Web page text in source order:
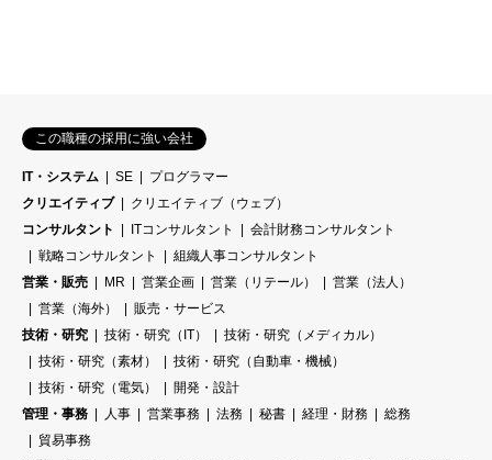
この職種の採用に強い会社
IT・システム SE
プログラマー
クリエイティブ
クリエイティブ（ウェブ）
コンサルタント
ITコンサルタント
会計財務コンサルタント
戦略コンサルタント
組織人事コンサルタント
営業・販売
MR 営業企画 営業（リテール）
営業（法人）
営業（海外）
販売・サービス
技術・研究
技術・研究（IT）
技術・研究（メディカル）
技術・研究（素材）
技術・研究（自動車・機械）
技術・研究（電気）
開発・設計
管理・事務
人事 営業事務 法務 秘書 経理・財務
総務
貿易事務